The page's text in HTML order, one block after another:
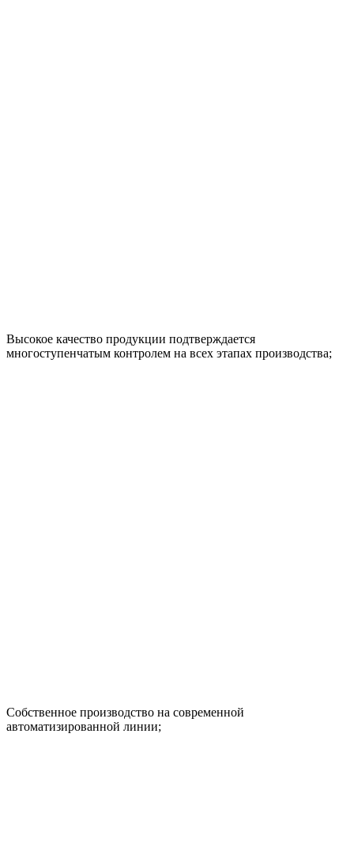
Высокое качество продукции подтверждается
многоступенчатым контролем на всех этапах производства;
Собственное производство на современной
автоматизированной линии;